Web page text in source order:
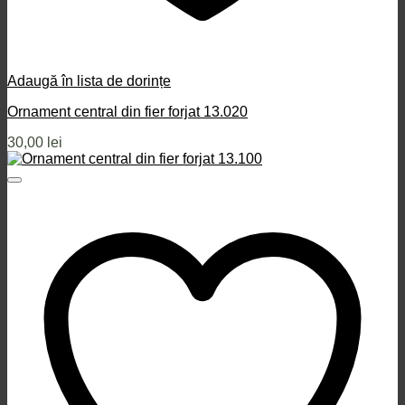
Adaugă în lista de dorințe
Ornament central din fier forjat 13.020
30,00 lei